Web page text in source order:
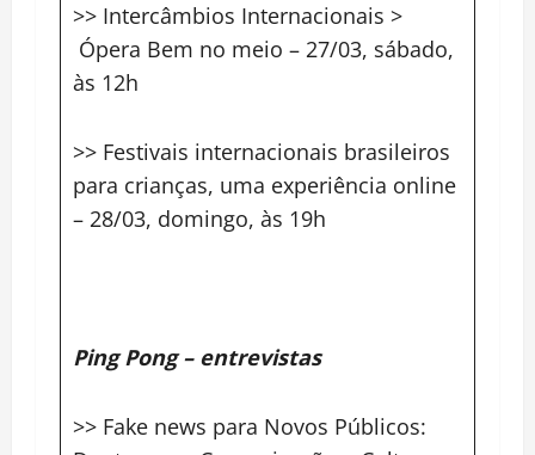
>> Intercâmbios Internacionais >
Ópera Bem no meio – 27/03, sábado,
às 12h
>> Festivais internacionais brasileiros
para crianças, uma experiência online
– 28/03, domingo, às 19h
Ping Pong – entrevistas
>> Fake news para Novos Públicos: